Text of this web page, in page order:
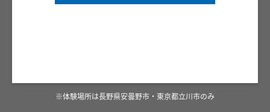
※体験場所は長野県安曇野市・東京都立川市のみ